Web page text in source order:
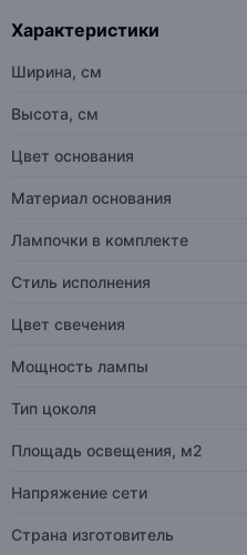
Характеристики
Ширина, см
Высота, см
Цвет основания
Материал основания
Лампочки в комплекте
Стиль исполнения
Цвет свечения
Мощность лампы
Тип цоколя
Площадь освещения, м2
Напряжение сети
Страна изготовитель